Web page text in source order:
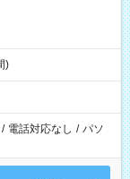
)
/ 電話対応なし / パソ